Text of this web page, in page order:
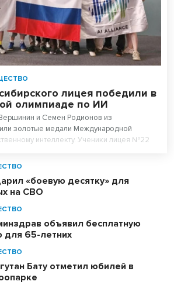
лицея победили в
олимпиаде по ИИ
и Семен Родионов из
золотые медали Международной
интеллекту. Ученики лицея №22
соревнований.
«боевую десятку» для
на СВО
объявил бесплатную
для 65-летних
Бату отметил юбилей в